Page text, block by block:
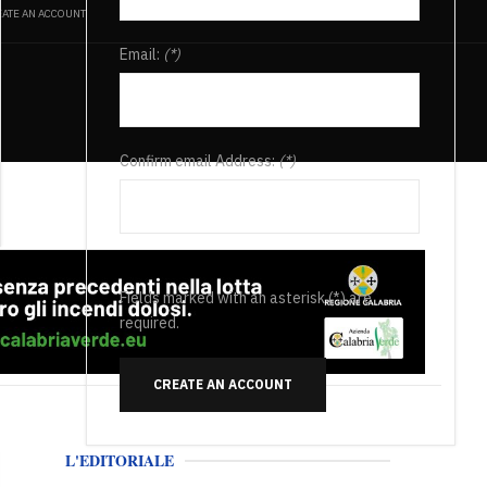
AN ACCOUNT
Email: (*)
Confirm email Address:(*)
Fields marked with an asterisk (*) are
required.
CREATE AN ACCOUNT
L'EDITORIALE